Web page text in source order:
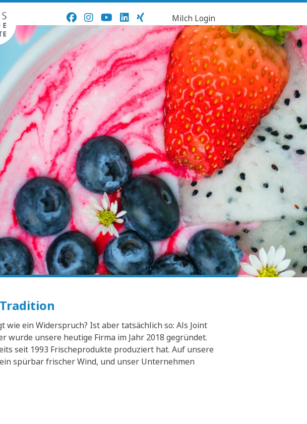
Milch Login
ein Widerspruch? Ist aber tatsächlich so: Als Joint
unsere heutige Firma im Jahr 2018 gegründet.
seit 1993 Frischeprodukte produziert hat. Auf unsere
spürbar frischer Wind, und unser Unternehmen